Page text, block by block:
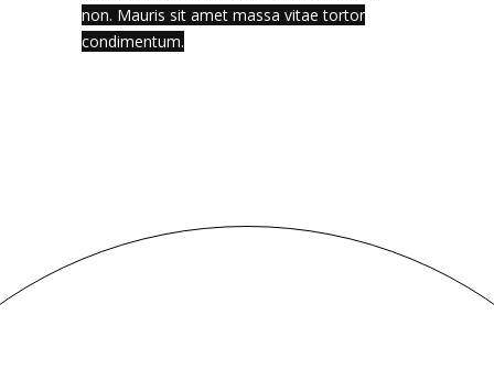
non. Mauris sit amet massa vitae tortor
condimentum.